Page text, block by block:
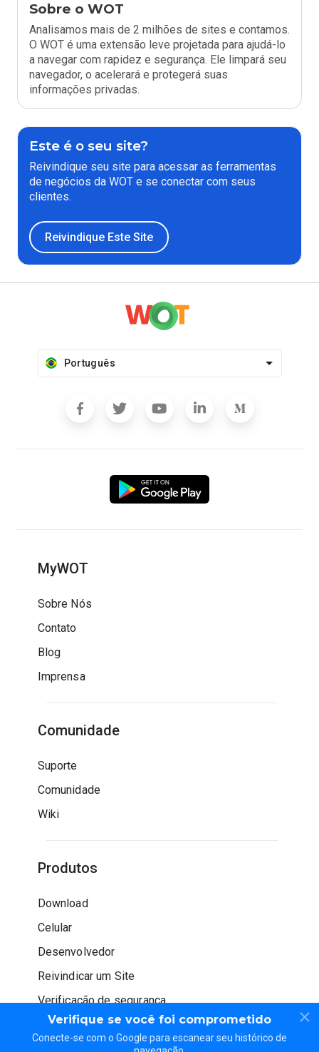
Verifique se você foi comprometido
Conecte-se com o Google para escanear seu histórico de
Sobre o WOT
Analisamos mais de 2 milhões de sites e contamos.
O WOT é uma extensão leve projetada para ajudá-lo
a navegar com rapidez e segurança. Ele limpará seu
navegador, o acelerará e protegerá suas
informações privadas.
Este é o seu site?
Reivindique seu site para acessar as ferramentas
de negócios da WOT e se conectar com seus
clientes.
Reivindique Este Site
Português
MyWOT
Sobre Nós
Contato
Blog
Imprensa
Comunidade
Suporte
Comunidade
Wiki
Produtos
Download
Celular
Desenvolvedor
Reivindicar um Site
Verificação de segurança